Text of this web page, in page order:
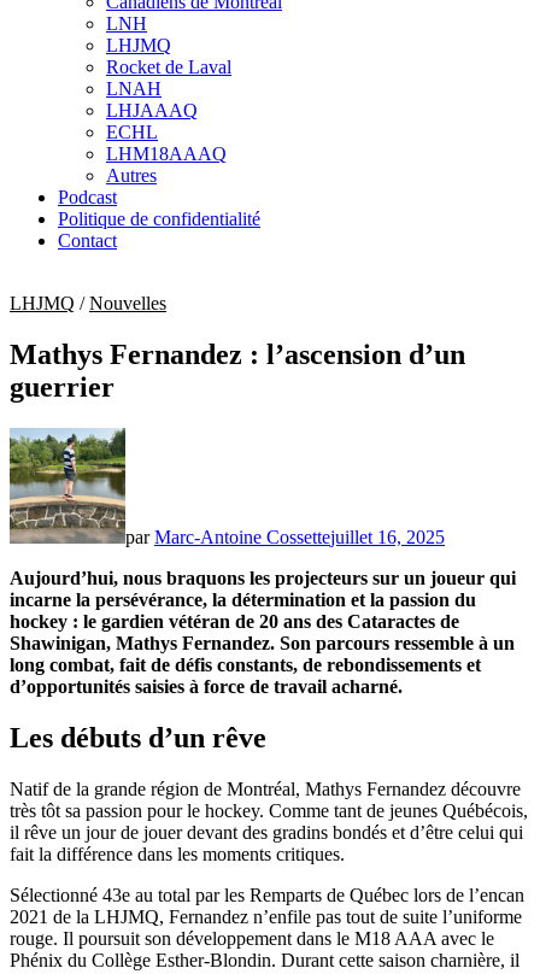
sub
menu
LNH
LHJMQ
Rocket de Laval
LNAH
LHJAAAQ
ECHL
LHM18AAAQ
Autres
Podcast
Politique de confidentialité
Contact
LHJMQ /Nouvelles
Mathys Fernandez : l’ascension d’un
guerrier
parMarc-Antoine Cossettejuillet 16, 2025
Aujourd’hui, nous braquons les projecteurs sur un joueur qui
incarne la persévérance, la détermination et la passion du
hockey : le gardien vétéran de 20 ans des Cataractes de
Shawinigan, Mathys Fernandez. Son parcours ressemble à un
long combat, fait de défis constants, de rebondissements et
d’opportunités saisies à force de travail acharné.
Les débuts d’un rêve
Natif de la grande région de Montréal, Mathys Fernandez découvre
très tôt sa passion pour le hockey. Comme tant de jeunes Québécois,
il rêve un jour de jouer devant des gradins bondés et d’être celui qui
fait la différence dans les moments critiques.
Sélectionné 43e au total par les Remparts de Québec lors de l’encan
2021 de la LHJMQ, Fernandez n’enfile pas tout de suite l’uniforme
rouge. Il poursuit son développement dans le M18 AAA avec le
Phénix du Collège Esther-Blondin. Durant cette saison charnière, il